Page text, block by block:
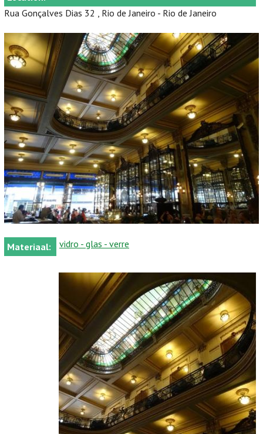
Rua Gonçalves Dias 32 , Rio de Janeiro - Rio de Janeiro
Materiaal: vidro - glas - verre